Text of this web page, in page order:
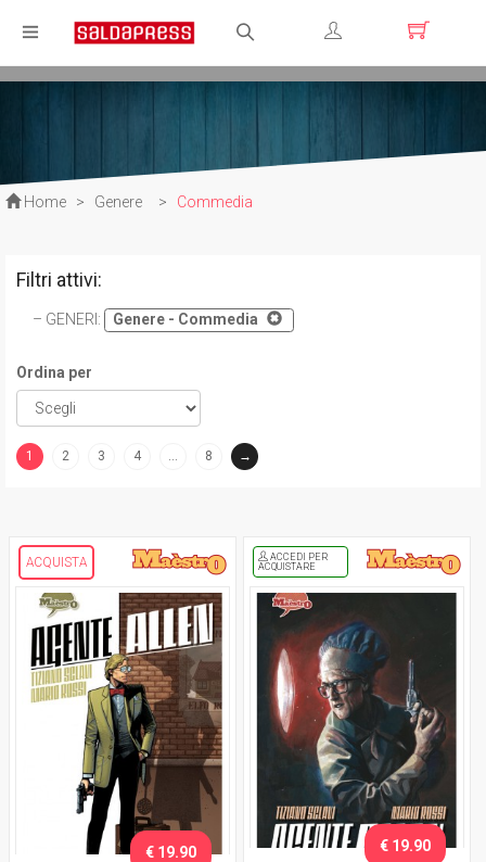
Registrati
Home > Genere > Commedia
Filtri attivi:
GENERI : Genere - Commedia
Ordina per
1
2 3 4 … 8 →
ACQUISTA
€ 19.90
ACCEDI PER
ACQUISTARE
€ 19.90